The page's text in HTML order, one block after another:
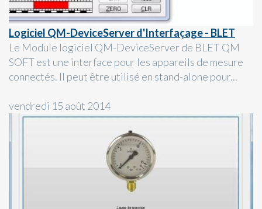
Logiciel QM-DeviceServer d'Interfaçage - BLET
Le Module logiciel QM-DeviceServer de BLET QM
SOFT est une interface pour les appareils de mesure
connectés. Il peut être utilisé en stand-alone pour...
vendredi 15 août 2014